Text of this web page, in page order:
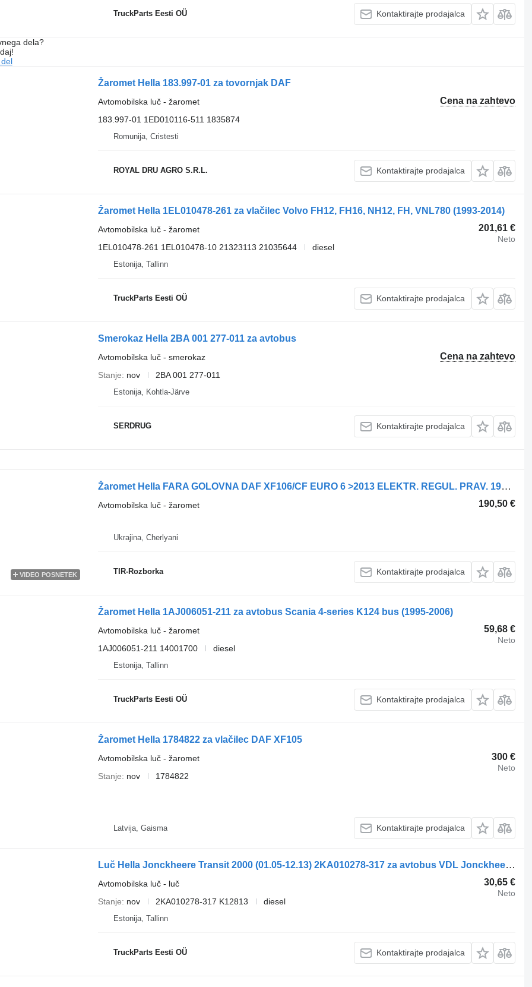
TruckParts Eesti OÜ Kontaktirajte prodajalca
dela?
Žaromet Hella 183.997-01 za tovornjak DAF
Cena na zahtevo
Avtomobilska luč - žaromet
183.997-01 1ED010116-511 1835874
Romunija, Cristesti
ROYAL DRU AGRO S.R.L. Kontaktirajte prodajalca
Žaromet Hella 1EL010478-261 za vlačilec Volvo FH12, FH16, NH12, FH, VNL780 (1993-2014)
201,61 €
Neto
Avtomobilska luč - žaromet
1EL010478-261 1EL010478-10 21323113 21035644
diesel
Estonija, Tallinn
TruckParts Eesti OÜ Kontaktirajte prodajalca
Smerokaz Hella 2BA 001 277-011 za avtobus
Cena na zahtevo
Avtomobilska luč - smerokaz
Stanje
nov 2BA 001 277-011
Estonija, Kohtla-Järve
SERDRUG Kontaktirajte prodajalca
VIDEO POSNETEK
Žaromet Hella FARA GOLOVNA DAF XF106/CF EURO 6 >2013 ELEKTR. REGUL. PRAV. 1939 za tovornjak DAF XF106
190,50 €
Avtomobilska luč - žaromet
Ukrajina, Cherlyani
TIR-Rozborka Kontaktirajte prodajalca
Žaromet Hella 1AJ006051-211 za avtobus Scania 4-series K124 bus (1995-2006)
59,68 €
Neto
Avtomobilska luč - žaromet
1AJ006051-211 14001700
diesel
Estonija, Tallinn
TruckParts Eesti OÜ Kontaktirajte prodajalca
Žaromet Hella 1784822 za vlačilec DAF XF105
300 €
Neto
Avtomobilska luč - žaromet
Stanje
nov 1784822
Latvija, Gaisma Kontaktirajte prodajalca
Luč Hella Jonckheere Transit 2000 (01.05-12.13) 2KA010278-317 za avtobus VDL Jonckheere Transit 2000 (2005-2013)
30,65 €
Neto
Avtomobilska luč - luč
Stanje
nov 2KA010278-317 K12813 diesel
Estonija, Tallinn
TruckParts Eesti OÜ Kontaktirajte prodajalca